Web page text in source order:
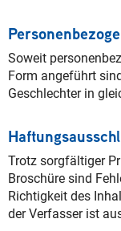
Soweit
Form angeführt
Geschlechter in
Trotz sorgfältiger
Broschüre sind
Richtigkeit des
der Verfasser ist